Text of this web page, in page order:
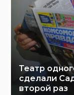
Театр
сделали
второй раз